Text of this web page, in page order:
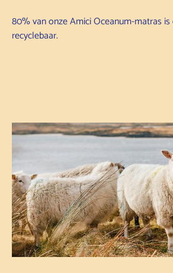
80% van onze Amici Oceanum-matras
recyclebaar.